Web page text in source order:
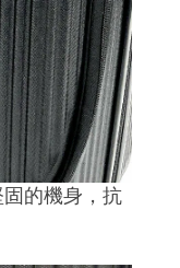
的機身，抗